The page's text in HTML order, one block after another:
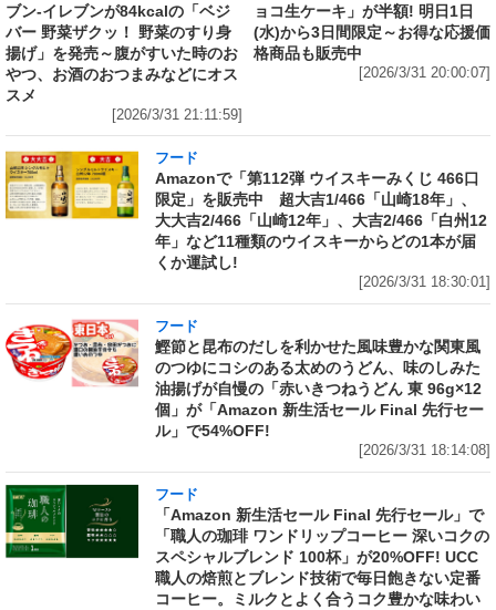
ブン‐イレブンが84kcalの「ベジ
バー 野菜ザクッ！ 野菜のすり身
揚げ」を発売～腹がすいた時のお
やつ、お酒のおつまみなどにオス
スメ
[2026/3/31 21:11:59]
ョコ生ケーキ」が半額! 明日1日
(水)から3日間限定～お得な応援価
格商品も販売中
[2026/3/31 20:00:07]
フード
Amazonで「第112弾 ウイスキーみくじ 466口
限定」を販売中 超大吉1/466「山崎18年」、
大大吉2/466「山崎12年」、大吉2/466「白州12
年」など11種類のウイスキーからどの1本が届
くか運試し!
[2026/3/31 18:30:01]
フード
鰹節と昆布のだしを利かせた風味豊かな関東風
のつゆにコシのある太めのうどん、味のしみた
油揚げが自慢の「赤いきつねうどん 東 96g×12
個」が「Amazon 新生活セール Final 先行セー
ル」で54%OFF!
[2026/3/31 18:14:08]
フード
「Amazon 新生活セール Final 先行セール」で
「職人の珈琲 ワンドリップコーヒー 深いコクの
スペシャルブレンド 100杯」が20%OFF! UCC
職人の焙煎とブレンド技術で毎日飽きない定番
コーヒー。ミルクとよく合うコク豊かな味わい